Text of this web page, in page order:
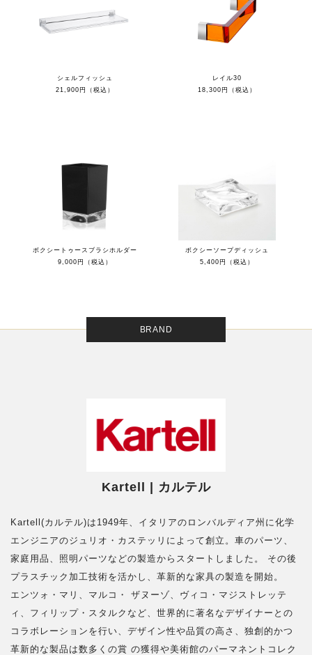
シェルフィッシュ
21,900円（税込）
レイル30
18,300円（税込）
ボクシートゥースブラシホルダー
9,000円（税込）
ボクシーソープディッシュ
5,400円（税込）
BRAND
Kartell | カルテル
Kartell(カルテル)は1949年、イタリアのロンバルディア州に化学
エンジニアのジュリオ・カステッリによって創立。車のパーツ、
家庭用品、照明パーツなどの製造からスタートしました。 その後
プラスチック加工技術を活かし、革新的な家具の製造を開始。
エンツォ・マリ、マルコ・ ザヌーゾ、ヴィコ・マジストレッテ
ィ、フィリップ・スタルクなど、世界的に著名なデザイナーとの
コラボレーションを行い、デザイン性や品質の高さ、独創的かつ
革新的な製品は数多くの賞 の獲得や美術館のパーマネントコレク